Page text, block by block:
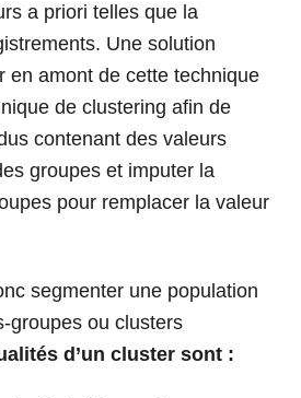
a priori telles que la
Une solution
en amont de cette technique
de clustering afin de
contenant des valeurs
groupes et imputer la
pour remplacer la valeur
segmenter une population
groupes ou clusters
d’un cluster sont :